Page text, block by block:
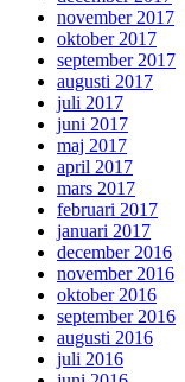
november 2017
oktober 2017
september 2017
augusti 2017
juli 2017
juni 2017
maj 2017
april 2017
mars 2017
februari 2017
januari 2017
december 2016
november 2016
oktober 2016
september 2016
augusti 2016
juli 2016